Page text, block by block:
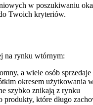
w poszukiwaniu
Twoich kryteriów.
na rynku wtórnym:
a wiele osób
okresem użytkowania
szybko znikają z rynku
które długo